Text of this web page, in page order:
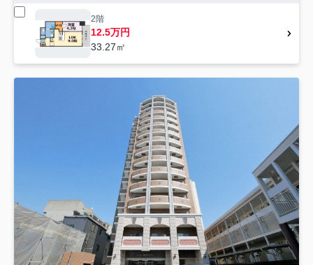
2階
12.5万円
33.27㎡